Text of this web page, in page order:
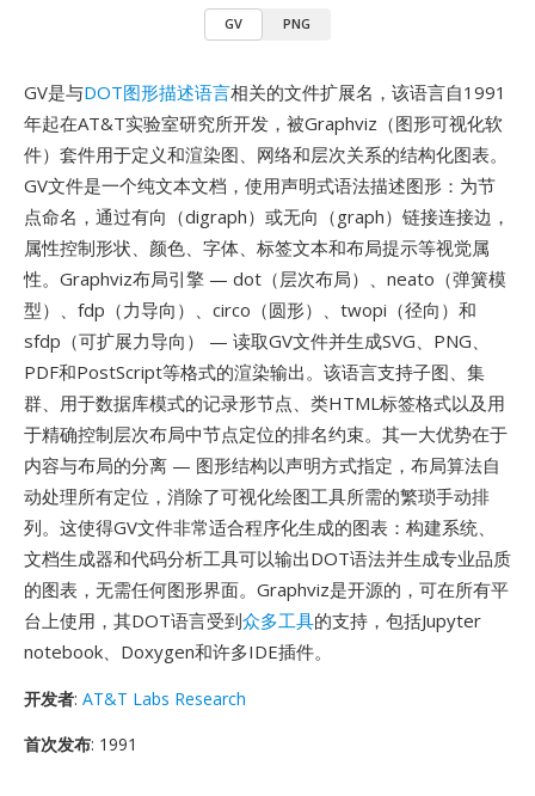
GV PNG
GV是与DOT图形描述语言相关的文件扩展名，该语言自1991
年起在AT&T实验室研究所开发，被Graphviz（图形可视化软
件）套件用于定义和渲染图、网络和层次关系的结构化图表。
GV文件是一个纯文本文档，使用声明式语法描述图形：为节
点命名，通过有向（digraph）或无向（graph）链接连接边，
属性控制形状、颜色、字体、标签文本和布局提示等视觉属
性。Graphviz布局引擎 — dot（层次布局）、neato（弹簧模
型）、fdp（力导向）、circo（圆形）、twopi（径向）和
sfdp（可扩展力导向） — 读取GV文件并生成SVG、PNG、
PDF和PostScript等格式的渲染输出。该语言支持子图、集
群、用于数据库模式的记录形节点、类HTML标签格式以及用
于精确控制层次布局中节点定位的排名约束。其一大优势在于
内容与布局的分离 — 图形结构以声明方式指定，布局算法自
动处理所有定位，消除了可视化绘图工具所需的繁琐手动排
列。这使得GV文件非常适合程序化生成的图表：构建系统、
文档生成器和代码分析工具可以输出DOT语法并生成专业品质
的图表，无需任何图形界面。Graphviz是开源的，可在所有平
台上使用，其DOT语言受到众多工具的支持，包括Jupyter
notebook、Doxygen和许多IDE插件。
开发者: AT&T Labs Research
首次发布: 1991